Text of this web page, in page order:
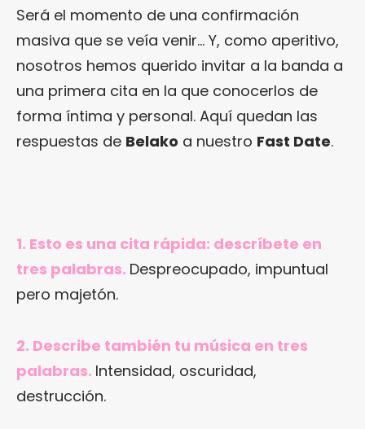
Será el momento de una confirmación
masiva que se veía venir… Y, como aperitivo,
nosotros hemos querido invitar a la banda a
una primera cita en la que conocerlos de
forma íntima y personal. Aquí quedan las
respuestas de Belako a nuestro Fast Date.
1. Esto es una cita rápida: descríbete en
tres palabras. Despreocupado, impuntual
pero majetón.
2. Describe también tu música en tres
palabras. Intensidad, oscuridad,
destrucción.